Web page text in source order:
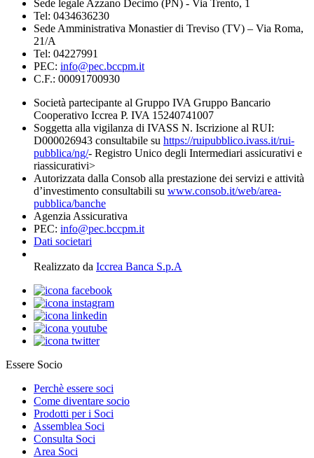
Sede legale Azzano Decimo (PN) - Via Trento, 1
Tel: 0434636230
Sede Amministrativa Monastier di Treviso (TV) – Via Roma,
21/A
Tel: 04227991
PEC: info@pec.bccpm.it
C.F.: 00091700930
Società partecipante al Gruppo IVA Gruppo Bancario
Cooperativo Iccrea P. IVA 15240741007
Soggetta alla vigilanza di IVASS N. Iscrizione al RUI:
D000026943 consultabile su https://ruipubblico.ivass.it/rui-
pubblica/ng/- Registro Unico degli Intermediari assicurativi e
riassicurativi>
Autorizzata dalla Consob alla prestazione dei servizi e attività
d’investimento consultabili su www.consob.it/web/area-
pubblica/banche
Agenzia Assicurativa
PEC: info@pec.bccpm.it
Dati societari
Realizzato da Iccrea Banca S.p.A
Essere Socio
Perchè essere soci
Come diventare socio
Prodotti per i Soci
Assemblea Soci
Consulta Soci
Area Soci